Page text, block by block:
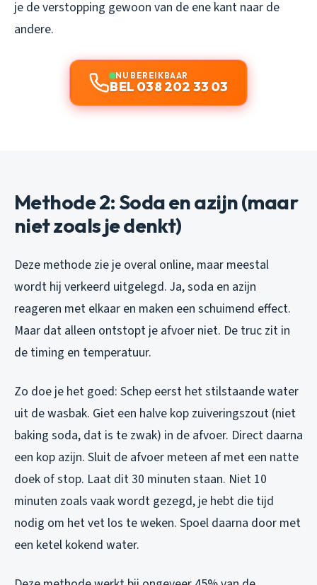
je de verstopping gewoon van de ene kant naar de
andere.
NU BEREIKBAAR
BEL 038 202 33 03
Methode 2: Soda en azijn (maar
niet zoals je denkt)
Deze methode zie je overal online, maar meestal
wordt hij verkeerd uitgelegd. Ja, soda en azijn
reageren met elkaar en maken een schuimend effect.
Maar dat alleen ontstopt je afvoer niet. De truc zit in
de timing en temperatuur.
Zo doe je het goed: Schep eerst het stilstaande water
uit de wasbak. Giet een halve kop zuiveringszout (niet
baking soda, dat is te zwak) in de afvoer. Direct daarna
een kop azijn. Sluit de afvoer meteen af met een natte
doek of stop. Laat dit 30 minuten staan. Niet 10
minuten zoals vaak wordt gezegd, je hebt die tijd
nodig om het vet los te weken. Spoel daarna door met
een ketel kokend water.